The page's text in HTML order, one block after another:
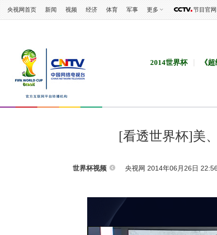
央视网首页 新闻 视频 经济 体育 军事 更多 节目官网
2014世界杯 《
[看透世界杯]美
世界杯视频 央视网 2014年06月26日